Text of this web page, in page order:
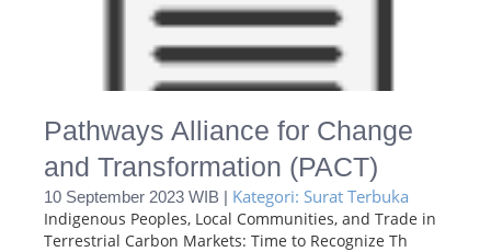
Pathways Alliance for Change
and Transformation (PACT)
10 September 2023 WIB | Kategori: Surat Terbuka
Indigenous Peoples, Local Communities, and Trade in
Terrestrial Carbon Markets: Time to Recognize Th